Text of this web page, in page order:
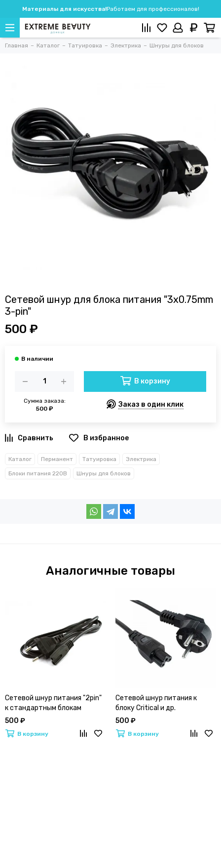
Материалы для искусства!Работаем для профессионалов!
Главная Каталог Татуировка Электрика Шнуры для блоков
Сетевой шнур для блока питания "3x0.75mm
3-pin"
500 ₽
Сумма заказа:
500 ₽
В корзину
Заказ в один клик
В избранное
Каталог Перманент Татуировка Электрика
Блоки питания 220В Шнуры для блоков
Аналогичные товары
Сетевой шнур питания "2pin"
к стандартным блокам
питания
500 ₽
В корзину
Сетевой шнур питания к
блоку Critical и др.
500 ₽
В корзину